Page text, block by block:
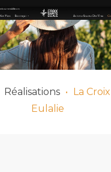
Réalisations • La
Eulalie